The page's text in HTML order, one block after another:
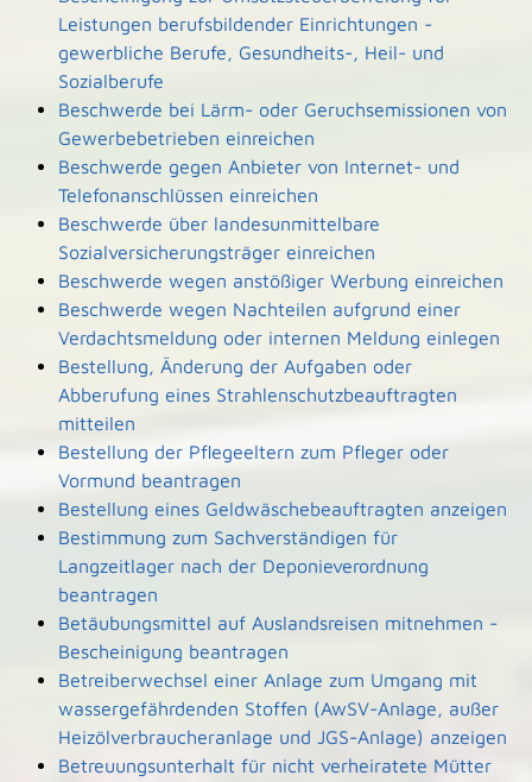
Leistungen berufsbildender Einrichtungen -
gewerbliche Berufe, Gesundheits-, Heil- und
Sozialberufe
Beschwerde bei Lärm- oder Geruchsemissionen von
Gewerbebetrieben einreichen
Beschwerde gegen Anbieter von Internet- und
Telefonanschlüssen einreichen
Beschwerde über landesunmittelbare
Sozialversicherungsträger einreichen
Beschwerde wegen anstößiger Werbung einreichen
Beschwerde wegen Nachteilen aufgrund einer
Verdachtsmeldung oder internen Meldung einlegen
Bestellung, Änderung der Aufgaben oder
Abberufung eines Strahlenschutzbeauftragten
mitteilen
Bestellung der Pflegeeltern zum Pfleger oder
Vormund beantragen
Bestellung eines Geldwäschebeauftragten anzeigen
Bestimmung zum Sachverständigen für
Langzeitlager nach der Deponieverordnung
beantragen
Betäubungsmittel auf Auslandsreisen mitnehmen -
Bescheinigung beantragen
Betreiberwechsel einer Anlage zum Umgang mit
wassergefährdenden Stoffen (AwSV-Anlage, außer
Heizölverbraucheranlage und JGS-Anlage) anzeigen
Betreuungsunterhalt für nicht verheiratete Mütter